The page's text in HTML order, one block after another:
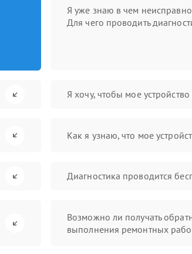
Я уже знаю в чем
Для чего проводить
Я хочу, чтобы мое
Как я узнаю, что мое
Диагностика проводится
Возможно ли получать
выполнения ремонтных